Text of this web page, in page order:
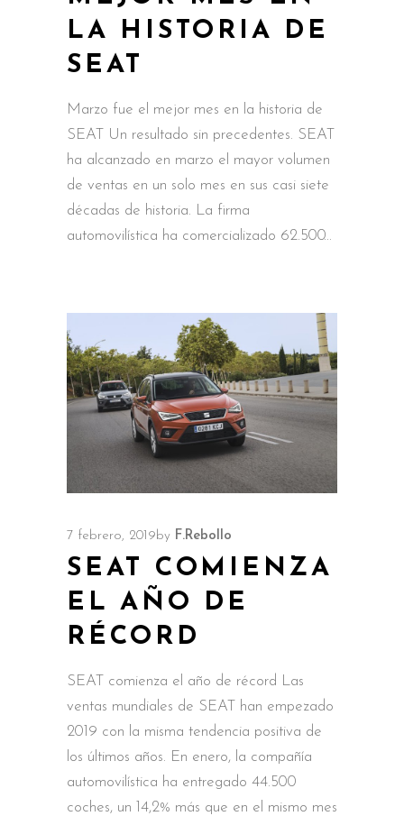
LA HISTORIA DE
SEAT
Marzo fue el mejor mes en la historia de
SEAT Un resultado sin precedentes. SEAT
ha alcanzado en marzo el mayor volumen
de ventas en un solo mes en sus casi siete
décadas de historia. La firma
automovilística ha comercializado 62.500
7 febrero, 2019 by F.Rebollo
SEAT COMIENZA
EL AÑO DE
RÉCORD
SEAT comienza el año de récord Las
ventas mundiales de SEAT han empezado
2019 con la misma tendencia positiva de
los últimos años. En enero, la compañía
automovilística ha entregado 44.500
coches, un 14,2% más que en el mismo mes